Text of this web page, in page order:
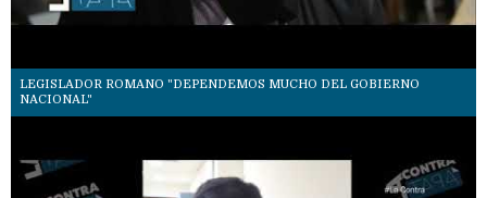
LEGISLADOR ROMANO "DEPENDEMOS MUCHO DEL GOBIERNO
NACIONAL"